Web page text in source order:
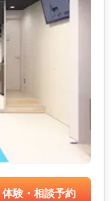
体験・相談予約